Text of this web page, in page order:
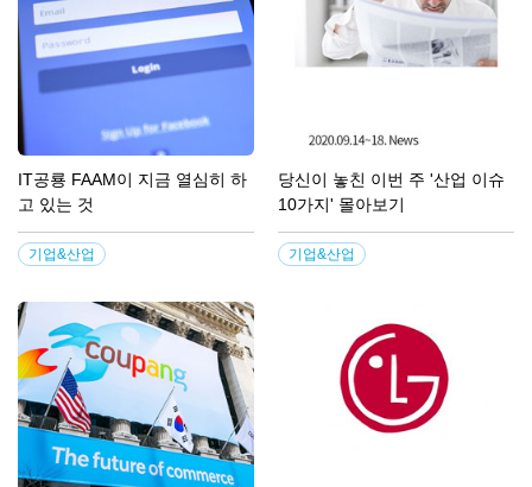
IT공룡 FAAM이 지금 열심히 하
고 있는 것
기업&산업
당신이 놓친 이번 주 '산업 이슈
10가지' 몰아보기
기업&산업